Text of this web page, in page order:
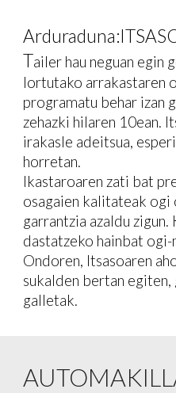
Tailer hau neguan egin
lortutako arrakastaren
programatu behar izan
zehazki hilaren 10ean.
irakasle adeitsua,
horretan.
Ikastaroaren zati bat
osagaien kalitateak ogi
garrantzia azaldu
dastatzeko hainbat
Ondoren, Itsasoaren
sukalden bertan
galletak.